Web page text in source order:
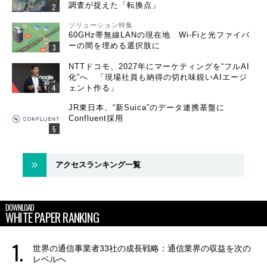
調査が捉えた「転換点」
ソリューション特集
60GHz帯無線LANの現在地 Wi-Fiと光ファイバ
ーの間を埋める選択肢に
NTTドコモ、2027年にマーケティングを“フルAI
化”へ 「現場社員も納得の切れ味鋭いAIエージ
ェント作る」
JR東日本、“新Suica”のデータ連携基盤に
Confluent採用
アクセスランキング一覧
DOWNLOAD
WHITE PAPER RANKING
世界の通信事業者33社の成長戦略：通信業界の収益を次の
レベルへ